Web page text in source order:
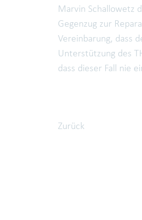
Marvin Schallowetz
Gegenzug zur
Vereinbarung, dass
Unterstützung des
dass dieser Fall nie
Zurück